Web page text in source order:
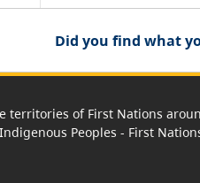
Did you find what
territories of First Nations
Peoples - First